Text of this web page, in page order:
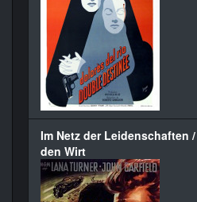
Im Netz der Leidenschaften
den Wirt